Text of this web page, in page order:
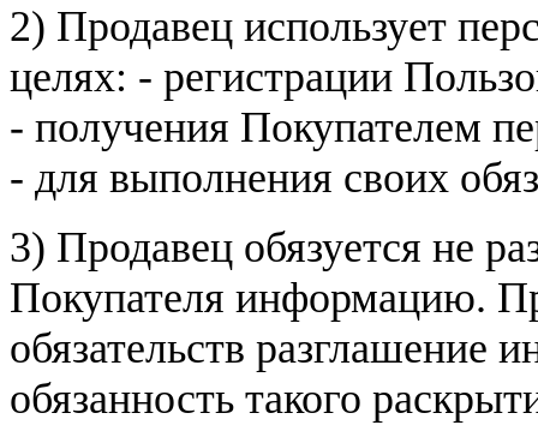
2) Продавец использует
целях: - регистрации
- получения Покупателем
- для выполнения своих
3) Продавец обязуется не
Покупателя информацию.
обязательств разглашение
обязанность такого